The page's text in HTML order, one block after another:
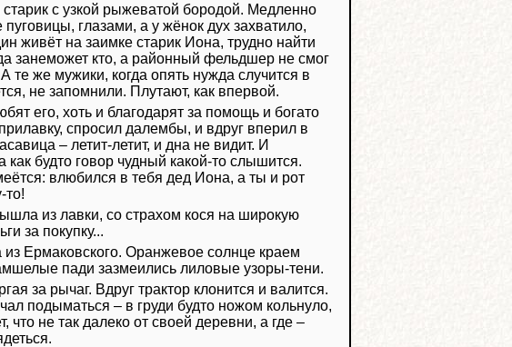
с узкой рыжеватой бородой. Медленно
глазами, а у жёнок дух захватило,
живёт на заимке старик Иона, трудно найти
занеможет кто, а районный фельдшер не смог
те же мужики, когда опять нужда случится в
не запомнили. Плутают, как впервой.
его, хоть и благодарят за помощь и богато
спросил далембы, и вдруг вперил в
– летит-летит, и дна не видит. И
будто говор чудный какой-то слышится.
влюбился в тебя дед Иона, а ты и рот
то!
из лавки, со страхом кося на широкую
за покупку...
Ермаковского. Оранжевое солнце краем
пади зазмеились лиловые узоры-тени.
за рычаг. Вдруг трактор клонится и валится.
подыматься – в груди будто ножом кольнуло,
что не так далеко от своей деревни, а где –